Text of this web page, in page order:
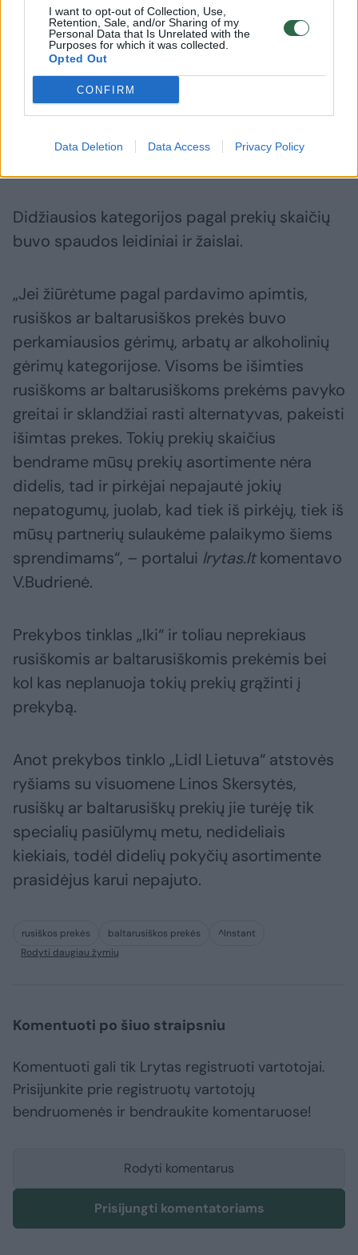
I want to opt-out of Collection, Use,
Retention, Sale, and/or Sharing of my
Personal Data that Is Unrelated with the
Purposes for which it was collected.
Opted Out
CONFIRM
Data Deletion Data Access Privacy Policy
pirmąją karo savaitę. Taip pat, kaip teigė
prekybos tinklo komunikacijos vadovė Vaida
Budrienė, buvo blokuotas jų pardavimas per
kasas, kad tokių pirkinių apskritai nebūtų
įmanoma įsigyti. „Iki“ skaičiuoja, kad atsisakė
iki 300 rusiškų bei baltarusiškų prekių – nuo
Didžiausios kategorijos pagal prekių skaičių
buvo spaudos leidiniai ir žaislai.
„Jei žiūrėtume pagal pardavimo apimtis,
rusiškos ar baltarusiškos prekės buvo
perkamiausios gėrimų, arbatų ar alkoholinių
gėrimų kategorijose. Visoms be išimties
rusiškoms ar baltarusiškoms prekėms pavyko
greitai ir sklandžiai rasti alternatyvas, pakeisti
išimtas prekes. Tokių prekių skaičius
bendrame mūsų prekių asortimente nėra
didelis, tad ir pirkėjai nepajautė jokių
nepatogumų, juolab, kad tiek iš pirkėjų, tiek iš
mūsų partnerių sulaukėme palaikymo šiems
sprendimams“, – portalui lrytas.ltkomentavo
V.Budrienė.
Prekybos tinklas „Iki“ ir toliau neprekiaus
rusiškomis ar baltarusiškomis prekėmis bei
kol kas neplanuoja tokių prekių grąžinti į
prekybą.
Anot prekybos tinklo „Lidl Lietuva“ atstovės
ryšiams su visuomene Linos Skersytės,
rusiškų ar baltarusiškų prekių jie turėję tik
specialių pasiūlymų metu, nedideliais
kiekiais, todėl didelių pokyčių asortimente
prasidėjus karui nepajuto.
rusiškos prekės baltarusiškos prekės
^Instant
Rodyti daugiau žymių
Komentuoti po šiuo straipsniu
Komentuoti gali tik Lrytas registruoti vartotojai.
Prisijunkite prie registruotų vartotojų
bendruomenės ir bendraukite komentaruose!
Rodyti komentarus
Prisijungti komentatoriams